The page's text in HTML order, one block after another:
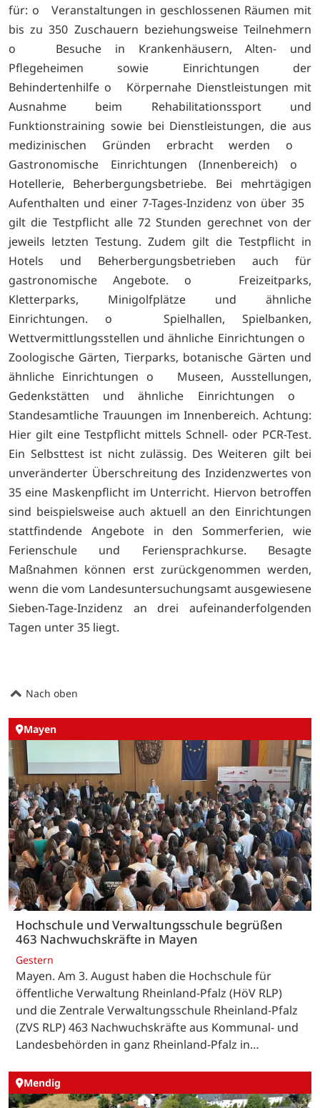
für: o Veranstaltungen in geschlossenen Räumen mit
bis zu 350 Zuschauern beziehungsweise Teilnehmern
o Besuche in Krankenhäusern, Alten- und
Pflegeheimen sowie Einrichtungen der
Behindertenhilfe o Körpernahe Dienstleistungen mit
Ausnahme beim Rehabilitationssport und
Funktionstraining sowie bei Dienstleistungen, die aus
medizinischen Gründen erbracht werden o
Gastronomische Einrichtungen (Innenbereich) o
Hotellerie, Beherbergungsbetriebe. Bei mehrtägigen
Aufenthalten und einer 7-Tages-Inzidenz von über 35
gilt die Testpflicht alle 72 Stunden gerechnet von der
jeweils letzten Testung. Zudem gilt die Testpflicht in
Hotels und Beherbergungsbetrieben auch für
gastronomische Angebote. o Freizeitparks,
Kletterparks, Minigolfplätze und ähnliche
Einrichtungen. o Spielhallen, Spielbanken,
Wettvermittlungsstellen und ähnliche Einrichtungen o
Zoologische Gärten, Tierparks, botanische Gärten und
ähnliche Einrichtungen o Museen, Ausstellungen,
Gedenkstätten und ähnliche Einrichtungen o
Standesamtliche Trauungen im Innenbereich. Achtung:
Hier gilt eine Testpflicht mittels Schnell- oder PCR-Test.
Ein Selbsttest ist nicht zulässig. Des Weiteren gilt bei
unveränderter Überschreitung des Inzidenzwertes von
35 eine Maskenpflicht im Unterricht. Hiervon betroffen
sind beispielsweise auch aktuell an den Einrichtungen
stattfindende Angebote in den Sommerferien, wie
Ferienschule und Feriensprachkurse. Besagte
Maßnahmen können erst zurückgenommen werden,
wenn die vom Landesuntersuchungsamt ausgewiesene
Sieben-Tage-Inzidenz an drei aufeinanderfolgenden
Tagen unter 35 liegt.
Nach oben
Mayen
Hochschule und Verwaltungsschule begrüßen
463 Nachwuchskräfte in Mayen
Gestern
Mayen. Am 3. August haben die Hochschule für
öffentliche Verwaltung Rheinland-Pfalz (HöV RLP)
und die Zentrale Verwaltungsschule Rheinland-Pfalz
(ZVS RLP) 463 Nachwuchskräfte aus Kommunal- und
Landesbehörden in ganz Rheinland-Pfalz in…
Mendig